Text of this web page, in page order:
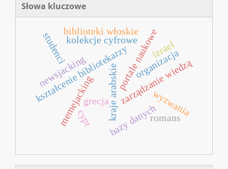
Słowa kluczowe
zarządzanie wiedzą
kraje arabskie
kształcenie bibliotekarzy
grecja
memejacking
newsjacking portale naukowe
bazy danych
kolekcje cyfrowe
biblioteki włoskie
organizacja
wyzwania
izrael
romans
studenci
cypr